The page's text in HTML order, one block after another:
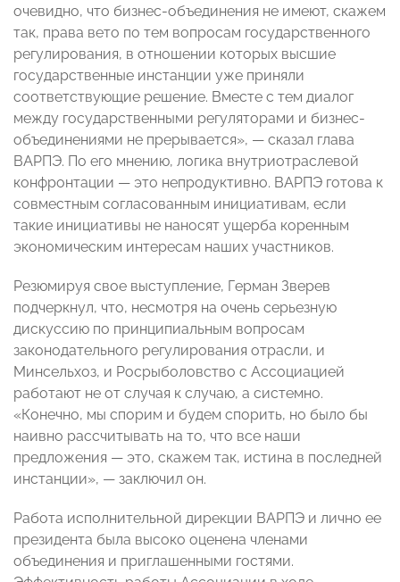
очевидно, что бизнес-объединения не имеют, скажем
так, права вето по тем вопросам государственного
регулирования, в отношении которых высшие
государственные инстанции уже приняли
соответствующие решение. Вместе с тем диалог
между государственными регуляторами и бизнес-
объединениями не прерывается», — сказал глава
ВАРПЭ. По его мнению, логика внутриотраслевой
конфронтации — это непродуктивно. ВАРПЭ готова к
совместным согласованным инициативам, если
такие инициативы не наносят ущерба коренным
экономическим интересам наших участников.
Резюмируя свое выступление, Герман Зверев
подчеркнул, что, несмотря на очень серьезную
дискуссию по принципиальным вопросам
законодательного регулирования отрасли, и
Минсельхоз, и Росрыболовство с Ассоциацией
работают не от случая к случаю, а системно.
«Конечно, мы спорим и будем спорить, но было бы
наивно рассчитывать на то, что все наши
предложения — это, скажем так, истина в последней
инстанции», — заключил он.
Работа исполнительной дирекции ВАРПЭ и лично ее
президента была высоко оценена членами
объединения и приглашенными гостями.